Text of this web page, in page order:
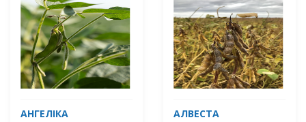
АНГЕЛІКА АЛВЕСТА